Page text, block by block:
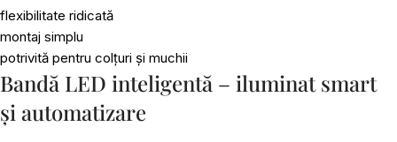
flexibilitate ridicată
montaj simplu
potrivită pentru colțuri și muchii
Bandă LED inteligentă – iluminat smart
și automatizare